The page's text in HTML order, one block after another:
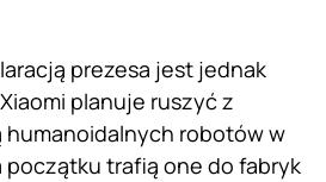
prezesa jest jednak
planuje ruszyć z
humanoidalnych robotów w
początku trafią one do fabryk